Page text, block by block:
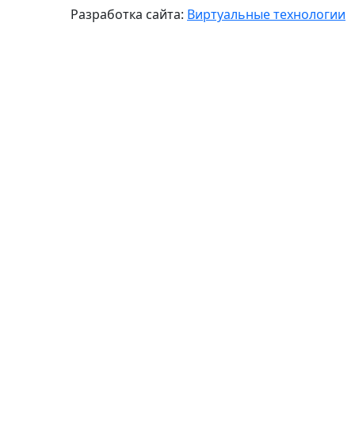
Разработка сайта: Виртуальные технологии